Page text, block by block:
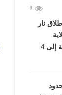
0
نار
ميشيجان الأمريكية إلى 4